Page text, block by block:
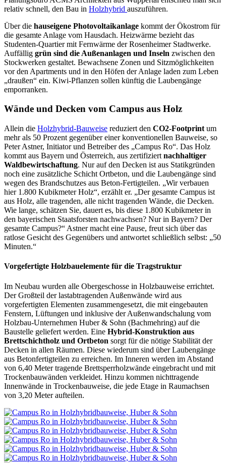
relativ schnell, den Bau in Holzhybrid auszuführen.
Über die hauseigene Photovoltaikanlage kommt der Ökostrom für
die gesamte Anlage vom Hausdach. Heizwärme bezieht das
Studenten-Quartier mit Fernwärme der Rosenheimer Stadtwerke.
Auffällig grün sind die Außenanlagen und Inseln zwischen den
Stockwerken gestaltet. Bewachsene Zonen und Sitzmöglichkeiten
vor den Apartments und in den Höfen der Anlage laden zum Leben
„draußen“ ein. Kiwi-Pflanzen sollen künftig die Laubengänge
emporranken.
Wände und Decken vom Campus aus Holz
Allein die Holzhybrid-Bauweise reduziert den CO2-Footprint um
mehr als 50 Prozent gegenüber einer konventionellen Bauweise, so
Peter Astner, Initiator und Betreiber des „Campus Ro“. Das Holz
kommt aus Bayern und Österreich, aus zertifiziert nachhaltiger
Waldbewirtschaftung. Nur auf den Decken ist aus Statikgründen
noch eine zusätzliche Schicht Ortbeton, und die Laubengänge sind
wegen des Brandschutzes aus Beton-Fertigteilen. „Wir verbauen
hier 1.800 Kubikmeter Holz“, erzählt er. „Der gesamte Campus ist
aus Holz, alle tragenden, alle nicht tragenden Wände, die Decken.
Wie lange, schätzen Sie, dauert es, bis diese 1.800 Kubikmeter in
den bayerischen Staatsforsten nachwachsen? Nur in Bayern? Der
gesamte Campus?“ Astner macht eine Pause, freut sich über das
ratlose Gesicht des Gegenübers und antwortet schließlich selbst: „50
Minuten.“
Vorgefertigte Holzbauelemente für die Tragstruktur
Im Neubau wurden alle Obergeschosse in Holzbauweise errichtet.
Der Großteil der lastabtragenden Außenwände wird aus
vorgefertigten Elementen zusammengesetzt, die mit eingebauten
Fenstern, Lüftungen und inklusive der Außenwandschalung vom
Holzbau-Unternehmen Huber & Sohn (Bachmehring) auf die
Baustelle geliefert werden. Eine Hybrid-Konstruktion aus
Brettschichtholz und Ortbeton sorgt für die nötige Stabilität der
Decken in allen Räumen. Diese wiederum sind über Laubengänge
aus Betonfertigteilen zu erreichen. Im Inneren werden im Abstand
von 6,40 Meter tragende Brettsperrholzwände eingebracht und mit
Trockenbauwänden verkleidet. Hinzu kommen nichttragende
Innenwände in Trockenbauweise, die jede Etage in Raumachsen
von 3,20 Meter aufteilen.